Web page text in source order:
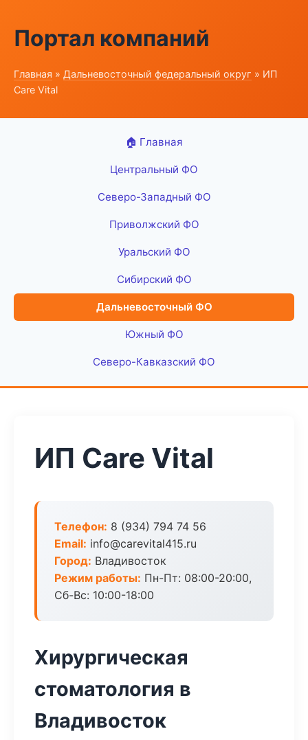
Портал компаний
Главная » Дальневосточный федеральный округ » ИП
Care Vital
🏠 Главная
Центральный ФО
Северо-Западный ФО
Приволжский ФО
Уральский ФО
Сибирский ФО
Дальневосточный ФО
Южный ФО
Северо-Кавказский ФО
ИП Care Vital
Телефон: 8 (934) 794 74 56
Email: info@carevital415.ru
Город: Владивосток
Режим работы: Пн-Пт: 08:00-20:00,
Сб-Вс: 10:00-18:00
Хирургическая
стоматология в
Владивосток